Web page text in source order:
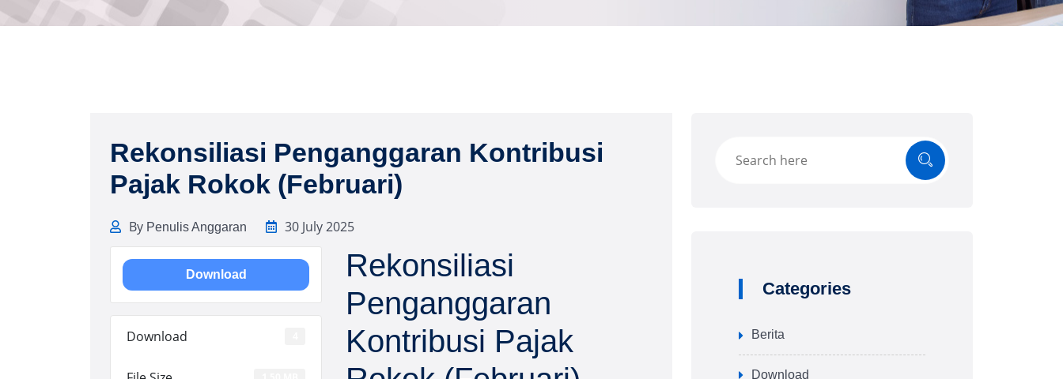
Rekonsiliasi Penganggaran Kontribusi
Pajak Rokok (Februari)
By Penulis Anggaran 30 July 2025
Download
Download
Rekonsiliasi
Penganggaran
Kontribusi Pajak
Categories
Berita
Download